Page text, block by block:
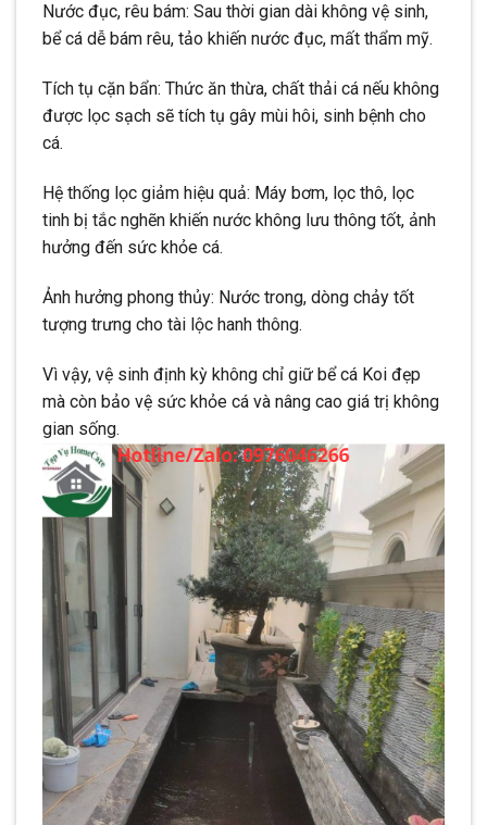
Nước đục, rêu bám: Sau thời gian dài không vệ sinh,
bể cá dễ bám rêu, tảo khiến nước đục, mất thẩm mỹ.
Tích tụ cặn bẩn: Thức ăn thừa, chất thải cá nếu không
được lọc sạch sẽ tích tụ gây mùi hôi, sinh bệnh cho
cá.
Hệ thống lọc giảm hiệu quả: Máy bơm, lọc thô, lọc
tinh bị tắc nghẽn khiến nước không lưu thông tốt, ảnh
hưởng đến sức khỏe cá.
Ảnh hưởng phong thủy: Nước trong, dòng chảy tốt
tượng trưng cho tài lộc hanh thông.
Vì vậy, vệ sinh định kỳ không chỉ giữ bể cá Koi đẹp
mà còn bảo vệ sức khỏe cá và nâng cao giá trị không
gian sống.